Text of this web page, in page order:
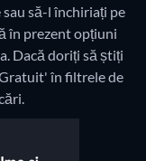
să-l închiriați pe
în prezent opțiuni
Dacă doriți să știți
în filtrele de